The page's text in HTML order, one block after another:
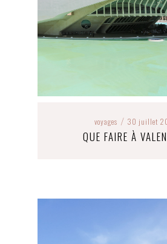
voyages / 30 juillet
QUE FAIRE À